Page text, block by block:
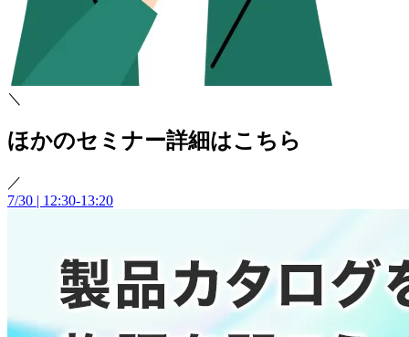
＼
ほかのセミナー詳細はこちら
／
7/30 | 12:30-13:20